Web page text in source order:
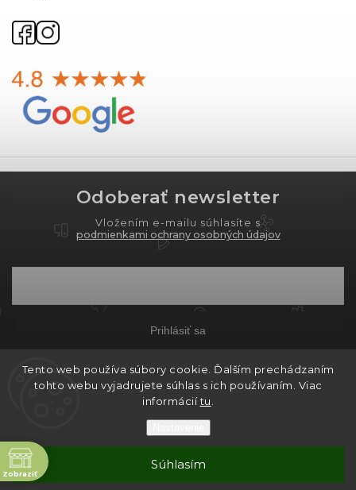
Tento web používa súbory cookie. Ďalším prechádzaním
tohto webu vyjadrujete súhlas s ich používaním. Viac
informáciítu
Súhlasím
Odoberať newsletter
Vložením e-mailu súhlasíte s
podmienkami ochrany osobných údajov
Prihlásiť sa
Vytvoril Shoptet
Copyright 2026PROXIMA.store
Grafický návrh vytvořil a nakódoval
Zobraziť